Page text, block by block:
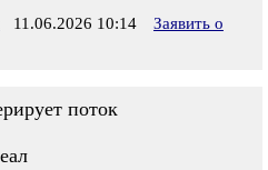
11.06.2026 10:14
Заявить о
поток